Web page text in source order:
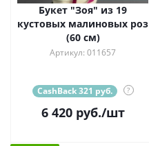
Букет "Зоя" из 19
кустовых малиновых роз
(60 см)
Артикул: 011657
CashBack 321 руб. ?
6 420руб./шт